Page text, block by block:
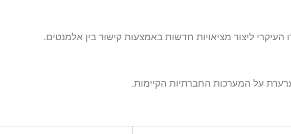
ליצור מציאויות חדשות באמצעות קישור בין אלמנטים.
על המערכות החברתיות הקיימות.